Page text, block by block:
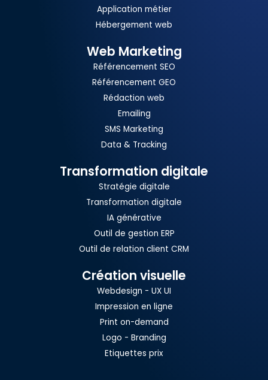
Application métier
Hébergement web
Web Marketing
Référencement SEO
Référencement GEO
Rédaction web
Emailing
SMS Marketing
Data & Tracking
Transformation digitale
Stratégie digitale
Transformation digitale
IA générative
Outil de gestion ERP
Outil de relation client CRM
Création visuelle
Webdesign - UX UI
Impression en ligne
Print on-demand
Logo - Branding
Etiquettes prix